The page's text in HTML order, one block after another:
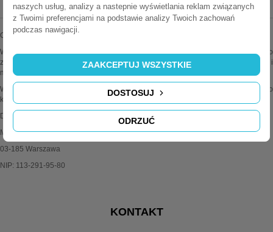
Oferujemy najwyższej jakości mediaporty wiodących marek.
Wszystkie oferowane przez nas produkty są oryginalne i sprawdzone. Dodatkowo
zapewniamy fachową pomoc techniczną i doradztwo w sprawach instalacji i
montażu.
Wiele produktów można konfigurować wg własnych potrzeb. Zapraszamy do
kontaktu z działem obsługi klienta po więcej informacji.
Delitech Jasek Spółka Jawna
Myśliborska 85A/8
03-185 Warszawa
NIP: 113-291-95-80
KONTAKT
naszych usług, analizy a nastepnie wyświetlania reklam związanych
z Twoimi preferencjami na podstawie analizy Twoich zachowań
podczas nawigacji.
ODRZUĆ
DOSTOSUJ
ZAAKCEPTUJ WSZYSTKIE